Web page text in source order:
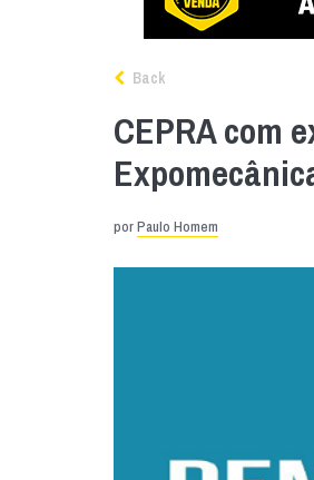
Back
CEPRA com
porPaulo Homem